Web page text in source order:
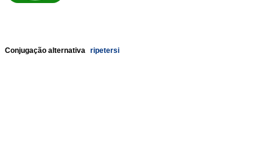
Conjugação alternativa ripetersi